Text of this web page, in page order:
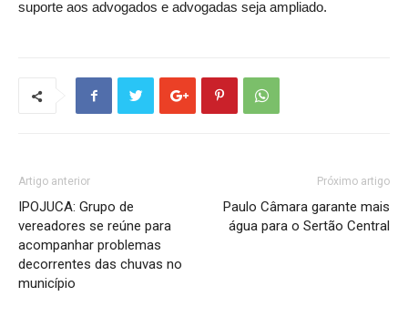
suporte aos advogados e advogadas seja ampliado.
Artigo anterior
IPOJUCA: Grupo de
vereadores se reúne para
acompanhar problemas
decorrentes das chuvas no
município
Próximo artigo
Paulo Câmara garante mais
água para o Sertão Central